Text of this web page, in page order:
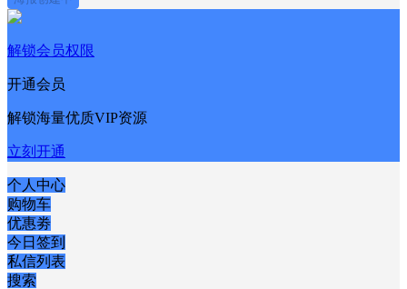
解锁会员权限
开通会员
解锁海量优质VIP资源
立刻开通
个人中心
购物车
优惠劵
今日签到
私信列表
搜索